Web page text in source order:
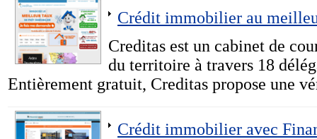
Crédit immobilier au
Creditas est un cabinet de
du territoire à travers 18
Entièrement gratuit, Creditas propose une
Crédit immobilier avec